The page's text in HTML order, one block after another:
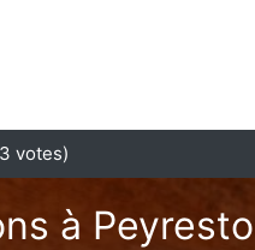
votes)
à